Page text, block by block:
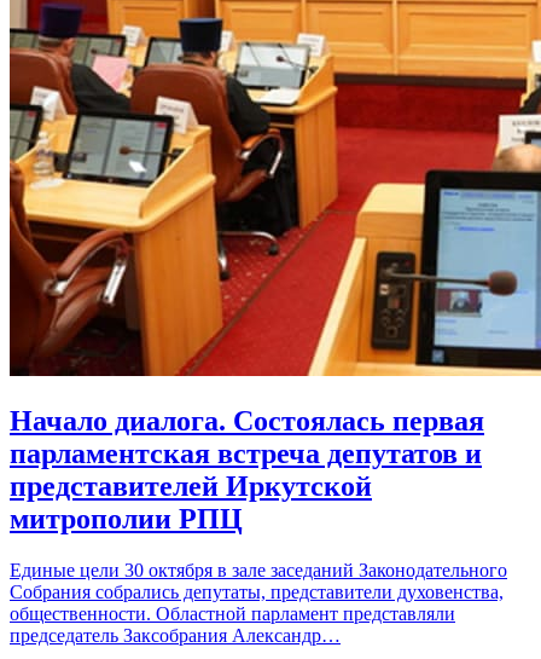
Начало диалога. Состоялась первая
парламентская встреча депутатов и
представителей Иркутской
митрополии РПЦ
Единые цели 30 октября в зале заседаний Законодательного
Собрания собрались депутаты, представители духовенства,
общественности. Областной парламент представляли
председатель Заксобрания Александр…